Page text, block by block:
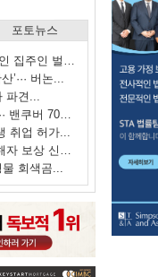
포토뉴스
주인 벌금...
버논...
파견...
쿠버 70대...
취업 허가...
신청 시작
회색곰...